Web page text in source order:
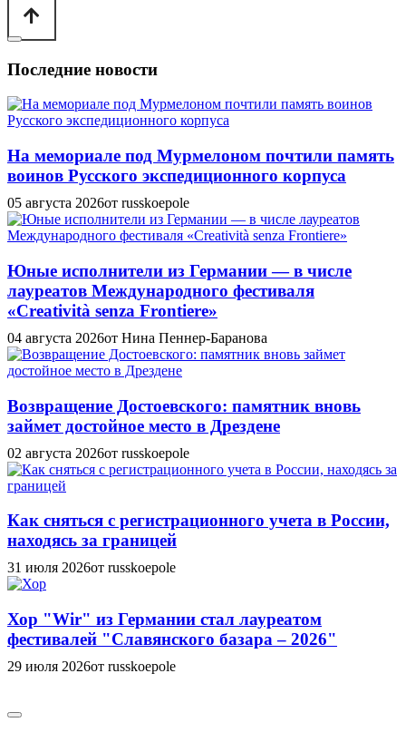
Последние новости
На мемориале под Мурмелоном почтили память
воинов Русского экспедиционного корпуса
05 августа 2026от russkoepole
Юные исполнители из Германии — в числе
лауреатов Международного фестиваля
«Creatività senza Frontiere»
04 августа 2026от Нина Пеннер-Баранова
Возвращение Достоевского: памятник вновь
займет достойное место в Дрездене
02 августа 2026от russkoepole
Как сняться с регистрационного учета в России,
находясь за границей
31 июля 2026от russkoepole
Хор "Wir" из Германии стал лауреатом
фестивалей "Славянского базара – 2026"
29 июля 2026от russkoepole